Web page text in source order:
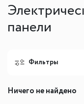
панели
Фильтры
Ничего не найдено